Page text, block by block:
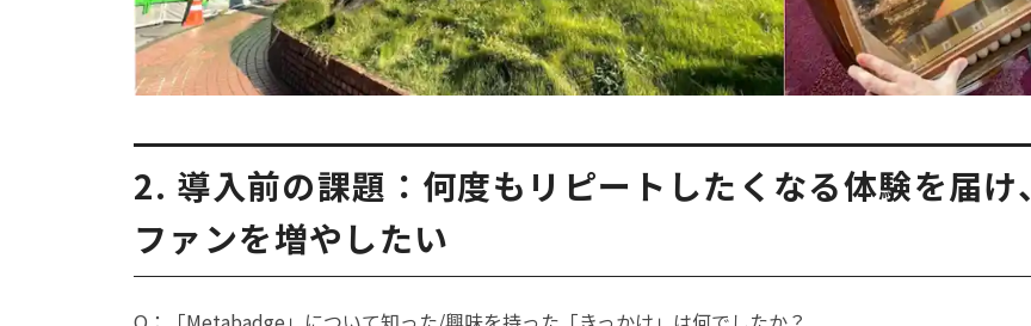
2. 導入前の課題：何度もリピートしたくなる体験を届け、
ファンを増やしたい